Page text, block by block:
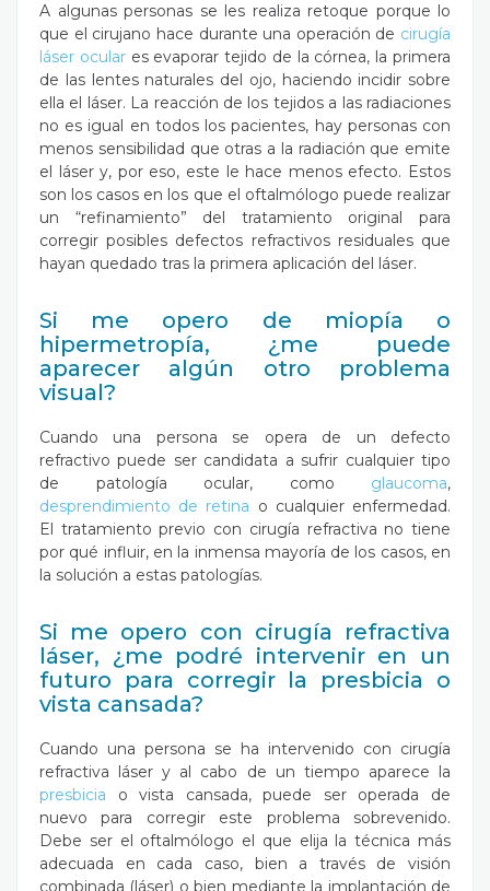
A algunas personas se les realiza retoque porque lo
que el cirujano hace durante una operación de cirugía
láser oculares evaporar tejido de la córnea, la primera
de las lentes naturales del ojo, haciendo incidir sobre
ella el láser. La reacción de los tejidos a las radiaciones
no es igual en todos los pacientes, hay personas con
menos sensibilidad que otras a la radiación que emite
el láser y, por eso, este le hace menos efecto. Estos
son los casos en los que el oftalmólogo puede realizar
un “refinamiento” del tratamiento original para
corregir posibles defectos refractivos residuales que
hayan quedado tras la primera aplicación del láser.
Si me opero de miopía o
hipermetropía, ¿me puede
aparecer algún otro problema
visual?
Cuando una persona se opera de un defecto
refractivo puede ser candidata a sufrir cualquier tipo
de patología ocular, como glaucoma,
desprendimiento de retina o cualquier enfermedad.
El tratamiento previo con cirugía refractiva no tiene
por qué influir, en la inmensa mayoría de los casos, en
la solución a estas patologías.
Si me opero con cirugía refractiva
láser, ¿me podré intervenir en un
futuro para corregir la presbicia o
vista cansada?
Cuando una persona se ha intervenido con cirugía
refractiva láser y al cabo de un tiempo aparece la
presbicia o vista cansada, puede ser operada de
nuevo para corregir este problema sobrevenido.
Debe ser el oftalmólogo el que elija la técnica más
adecuada en cada caso, bien a través de visión
combinada (láser) o bien mediante la implantación de